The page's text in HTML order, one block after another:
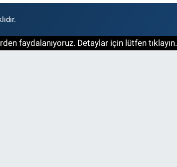
faydalanıyoruz. Detaylar için lütfen tıklayın.